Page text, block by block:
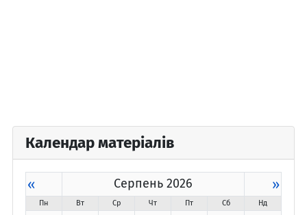
Календар матеріалів
« Серпень 2026 »
Пн Вт Ср Чт Пт Сб Нд